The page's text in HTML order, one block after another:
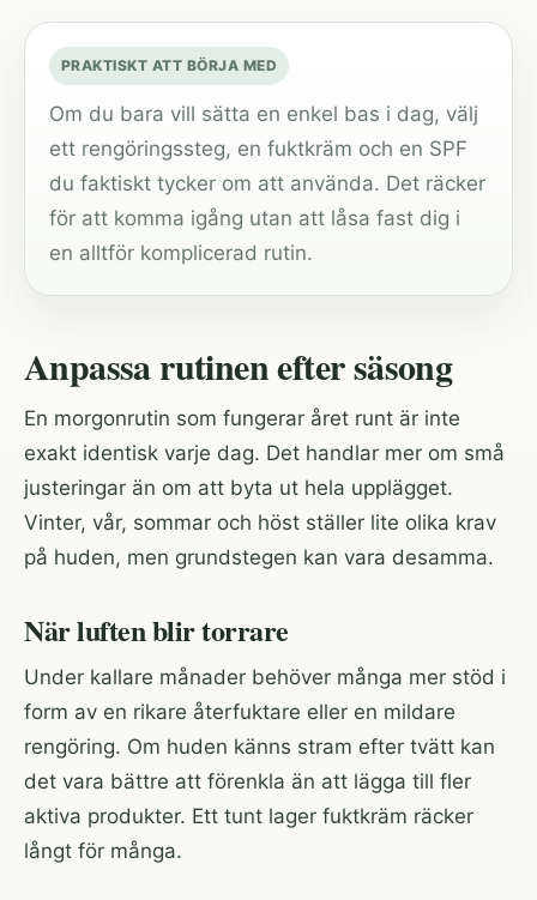
PRAKTISKT ATT BÖRJA MED
Om du bara vill sätta en enkel bas i dag, välj
ett rengöringssteg, en fuktkräm och en SPF
du faktiskt tycker om att använda. Det räcker
för att komma igång utan att låsa fast dig i
en alltför komplicerad rutin.
Anpassa rutinen efter säsong
En morgonrutin som fungerar året runt är inte
exakt identisk varje dag. Det handlar mer om små
justeringar än om att byta ut hela upplägget.
Vinter, vår, sommar och höst ställer lite olika krav
på huden, men grundstegen kan vara desamma.
När luften blir torrare
Under kallare månader behöver många mer stöd i
form av en rikare återfuktare eller en mildare
rengöring. Om huden känns stram efter tvätt kan
det vara bättre att förenkla än att lägga till fler
aktiva produkter. Ett tunt lager fuktkräm räcker
långt för många.